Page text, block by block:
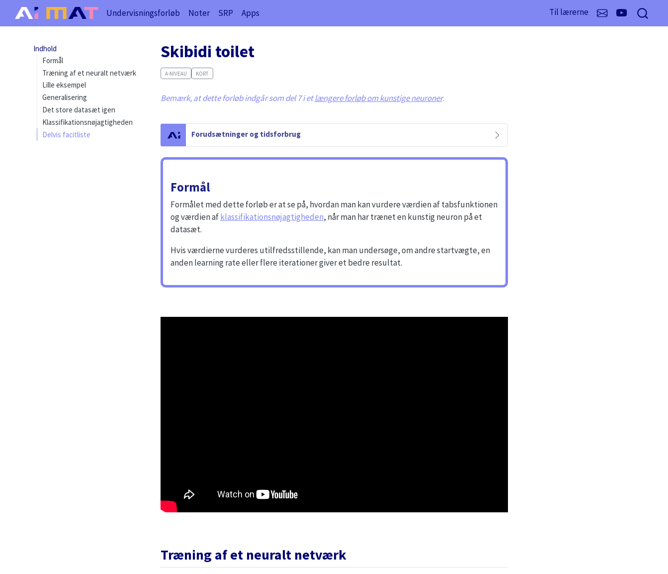
Undervisningsforløb Noter SRP Apps Til lærerne
Indhold
Formål
Træning af et neuralt netværk
Lille eksempel
Generalisering
Det store datasæt igen
Klassifikationsnøjagtigheden
Delvis facitliste
Skibidi toilet
A-NIVEAU KORT
Bemærk, at dette forløb indgår som del 7 i etlængere forløb om kunstige neuroner.
C
a
u
o
n
Forudsætninger og tidsforbrug
Formål
Formålet med dette forløb er at se på, hvordan man kan vurdere værdien af tabsfunktionen
og værdien afklassifikationsnøjagtigheden, når man har trænet en kunstig neuron på et
datasæt.
Hvis værdierne vurderes utilfredsstillende, kan man undersøge, om andre startvægte, en
anden learning rate eller flere iterationer giver et bedre resultat.
Træning af et neuralt netværk